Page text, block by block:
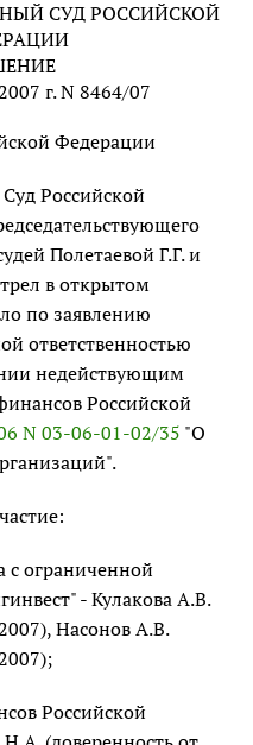
СУД РОССИЙСКОЙ
г. N 8464/07
Федерации
Российской
Полетаевой Г.Г. и
в открытом
по заявлению
ответственностью
недействующим
Российской
N 03-06-01-02/35 "О
с ограниченной
- Кулакова А.В.
Насонов А.В.
Российской